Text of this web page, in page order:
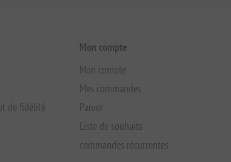
de fidélité
Mon compte
Mon compte
Mes commandes
Panier
Liste de souhaits
commandes récurrentes